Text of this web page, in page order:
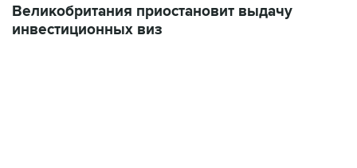
Великобритания приостановит выдачу
инвестиционных виз